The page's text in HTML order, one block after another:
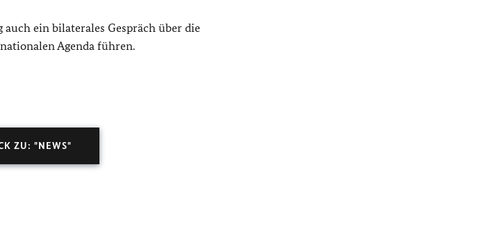
ein bilaterales Gespräch über die
Agenda führen.
ZU: "NEWS"